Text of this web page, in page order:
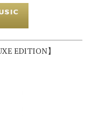
EDITION】